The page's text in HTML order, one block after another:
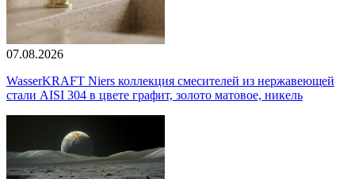
07.08.2026
WasserKRAFT Niers коллекция смесителей из нержавеющей
стали AISI 304 в цвете графит, золото матовое, никель